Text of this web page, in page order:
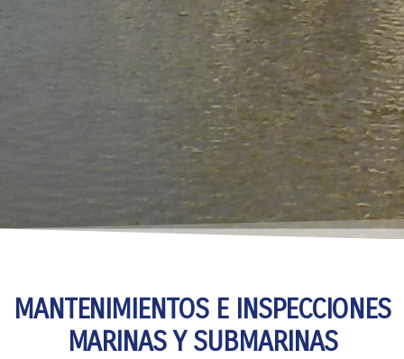
MANTENIMIENTOS E INSPECCIONES
MARINAS Y SUBMARINAS